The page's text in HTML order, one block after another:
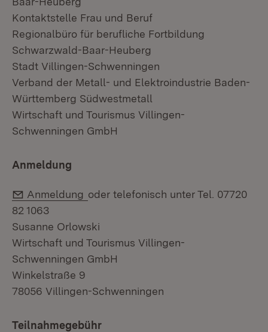
Kontaktstelle Frau und Beruf
Regionalbüro für berufliche Fortbildung
Schwarzwald-Baar-Heuberg
Stadt Villingen-Schwenningen
Verband der Metall- und Elektroindustrie Baden-
Württemberg Südwestmetall
Wirtschaft und Tourismus Villingen-
Schwenningen GmbH
Anmeldung
E-Mail:
Anmeldung oder telefonisch unter Tel. 07720
82 1063
Susanne Orlowski
Wirtschaft und Tourismus Villingen-
Schwenningen GmbH
Winkelstraße 9
78056 Villingen-Schwenningen
Teilnahmegebühr